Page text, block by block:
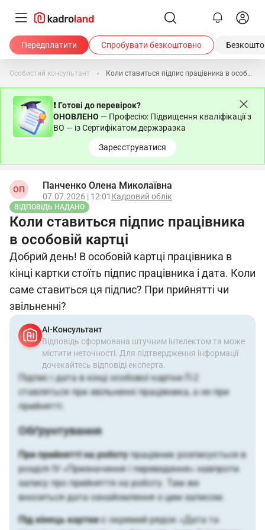
Передплатити Спробувати безкоштовно
Особистий консультант Коли ставиться підпис працівника в особовій картці
❗ Готові до перевірок?
ОНОВЛЕНО — Професію: Підвищення кваліфікації з
ВО — із Сертифікатом держзразка
Зареєструватися
ОП Панченко Олена Миколаївна
07.07.2026 | 12:01 Кадровий облік
ВІДПОВІДЬ НАДАНО
Коли ставиться підпис працівника
в особовій картці
Добрий день! В особовій картці працівника в
кінці картки стоїть підпис працівника і дата. Коли
саме ставиться ця підпис? При прийнятті чи
звільненні?
АІ-Консультант
Відповідь сформована штучним інтелектом та може
містити неточності. Для підтвердження інформації
дочекайтесь відповіді експерта.
Підпис і дата в кінці особової картки П-2
ставляться при звільненні працівника, а не при
прийнятті.
Обґрунтування
При прийнятті на роботупрацівник розписується в
розділі IV «Призначення і переведення» навпроти
запису про прийняття на роботу. Там же
вноситься дата ознайомлення з цим записом.
Під кінець карткиє окремий рядок «Дата та